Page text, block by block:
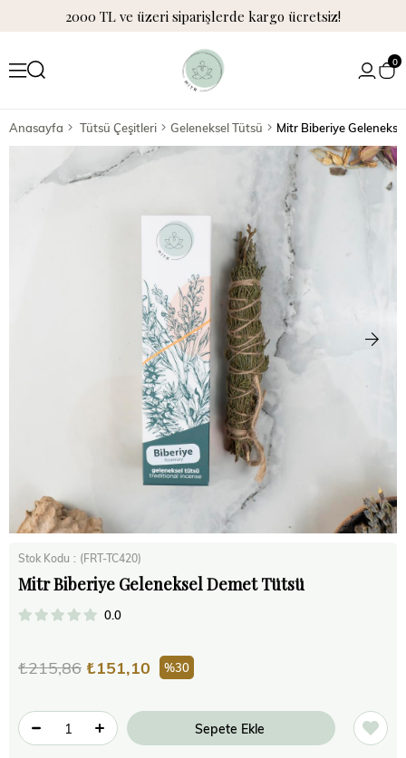
2000 TL ve üzeri siparişlerde kargo ücretsiz!
0
Anasayfa Tütsü Çeşitleri Geleneksel Tütsü Mitr Biberiye
Stok Kodu (FRT-TC420)
Mitr Biberiye Geleneksel Demet Tütsü
0.0
₺215,86 ₺151,10 30